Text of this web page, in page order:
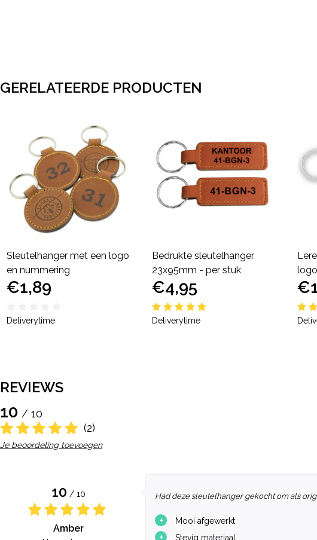
GERELATEERDE PRODUCTEN
Sleutelhanger met een logo
en nummering
€1,89
Deliverytime
Bedrukte sleutelhanger
23x95mm - per stuk
€4,95
Deliverytime
REVIEWS
10 / 10
(2)
Je beoordeling toevoegen
10 / 10
Amber
Had deze sleutelhanger gekocht om als
+ Mooi afgewerkt
+ Stevig materiaal